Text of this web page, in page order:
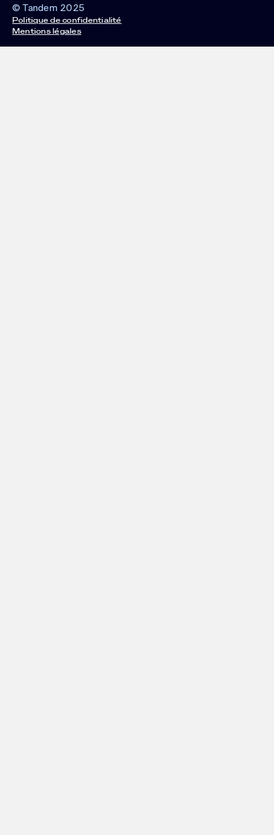
© Tandem 2025
Politique de confidentialité
Mentions légales